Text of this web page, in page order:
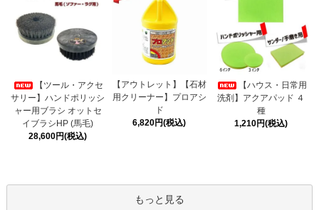
【ツール・アクセ
サリー】ハンドポリッシ
ャー用ブラシ オットセ
イブラシHP (馬毛)
28,600円(税込)
【アウトレット】【石材
用クリーナー】プロアシ
ド
6,820円(税込)
【ハウス・日常用
洗剤】アクアパッド ４
種
1,210円(税込)
もっと見る